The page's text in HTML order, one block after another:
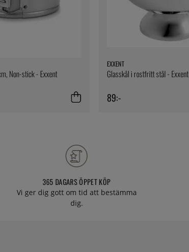
Non-stick - Exxent
EXXENT
Glasskål i rostfritt stål - Exxent
89:-
365 DAGARS ÖPPET KÖP
Vi ger dig gott om tid att bestämma
dig.